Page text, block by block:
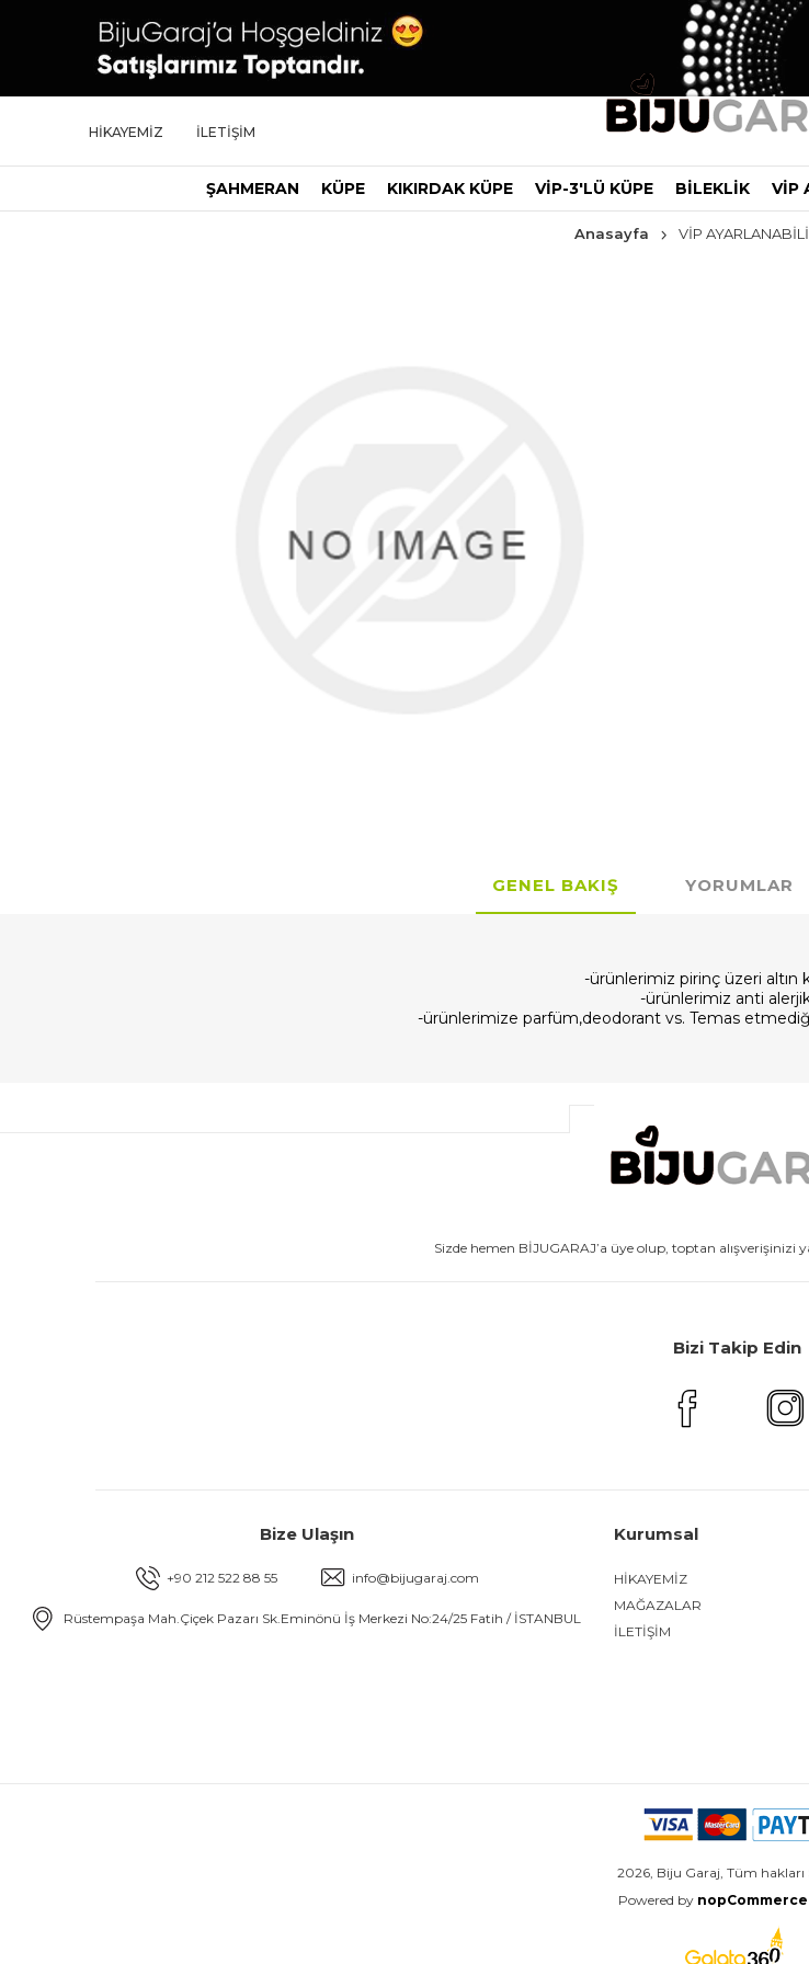
HİKAYEMİZ İLETİŞİM
ŞAHMERAN KÜPE KIKIRDAK KÜPE VİP-3'LÜ KÜPE BİLEKLİK VİP
Anasayfa VİP
GENEL BAKIŞ YORUMLAR
-ürünlerimiz pirinç üzeri altın
-ürünlerimiz anti
-ürünlerimize parfüm,deodorant vs. Temas
Sizde hemen BİJUGARAJ’a üye olup, toptan alışverişinizi
Bizi Takip Edin
Bize Ulaşın
+90 212 522 88 55 info@bijugaraj.com
Rüstempaşa Mah.Çiçek Pazarı Sk.Eminönü İş Merkezi No:24/25 Fatih / İSTANBUL
Kurumsal
HİKAYEMİZ
MAĞAZALAR
İLETİŞİM
2026, Biju Garaj, Tüm hakları
Powered by nopCommerce